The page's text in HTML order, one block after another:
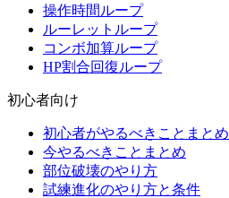
操作時間ループ
ルーレットループ
コンボ加算ループ
HP割合回復ループ
初心者向け
初心者がやるべきことまとめ
今やるべきことまとめ
部位破壊のやり方
試練進化のやり方と条件